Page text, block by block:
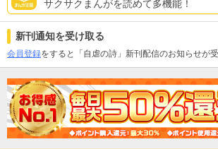
サクサクまんがを読めて多機能！
新刊通知を受け取る
会員登録をすると「自虐の詩」新刊配信のお知らせが受